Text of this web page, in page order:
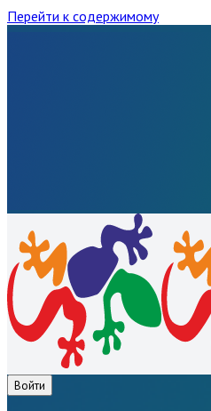
Перейти к содержимому
Войти